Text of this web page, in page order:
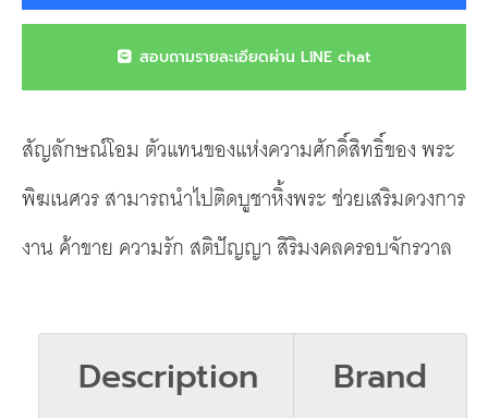
สอบถามรายละเอียดผ่าน LINE chat
สัญลักษณ์โอม ตัวแทนของแห่งความศักดิ์สิทธิ์ของ พระ
พิฆเนศวร สามารถนำไปติดบูชาหิ้งพระ ช่วยเสริมดวงการ
งาน ค้าขาย ความรัก สติปัญญา สิริมงคลครอบจักรวาล
Description
Brand